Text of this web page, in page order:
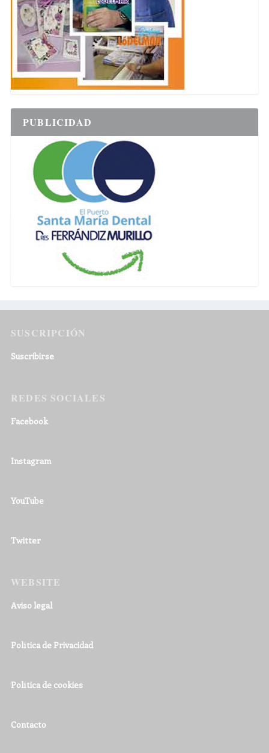
PUBLICIDAD
SUSCRIPCIÓN
Suscribirse
REDES SOCIALES
Facebook
Instagram
YouTube
Twitter
WEBSITE
Aviso legal
Política de Privacidad
Política de cookies
Contacto